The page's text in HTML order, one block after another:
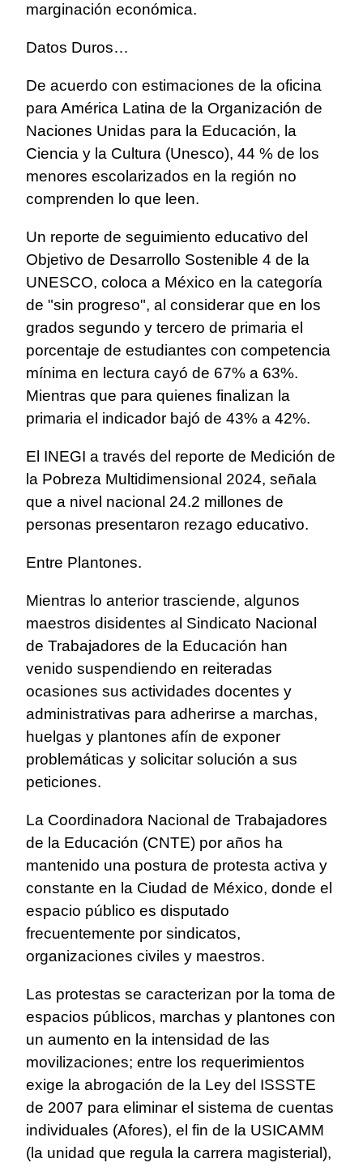
marginación económica.
Datos Duros…
De acuerdo con estimaciones de la oficina
para América Latina de la Organización de
Naciones Unidas para la Educación, la
Ciencia y la Cultura (Unesco), 44 % de los
menores escolarizados en la región no
comprenden lo que leen.
Un reporte de seguimiento educativo del
Objetivo de Desarrollo Sostenible 4 de la
UNESCO, coloca a México en la categoría
de "sin progreso", al considerar que en los
grados segundo y tercero de primaria el
porcentaje de estudiantes con competencia
mínima en lectura cayó de 67% a 63%.
Mientras que para quienes finalizan la
primaria el indicador bajó de 43% a 42%.
El INEGI a través del reporte de Medición de
la Pobreza Multidimensional 2024, señala
que a nivel nacional 24.2 millones de
personas presentaron rezago educativo.
Entre Plantones.
Mientras lo anterior trasciende, algunos
maestros disidentes al Sindicato Nacional
de Trabajadores de la Educación han
venido suspendiendo en reiteradas
ocasiones sus actividades docentes y
administrativas para adherirse a marchas,
huelgas y plantones afín de exponer
problemáticas y solicitar solución a sus
peticiones.
La Coordinadora Nacional de Trabajadores
de la Educación (CNTE) por años ha
mantenido una postura de protesta activa y
constante en la Ciudad de México, donde el
espacio público es disputado
frecuentemente por sindicatos,
organizaciones civiles y maestros.
Las protestas se caracterizan por la toma de
espacios públicos, marchas y plantones con
un aumento en la intensidad de las
movilizaciones; entre los requerimientos
exige la abrogación de la Ley del ISSSTE
de 2007 para eliminar el sistema de cuentas
individuales (Afores), el fin de la USICAMM
(la unidad que regula la carrera magisterial),